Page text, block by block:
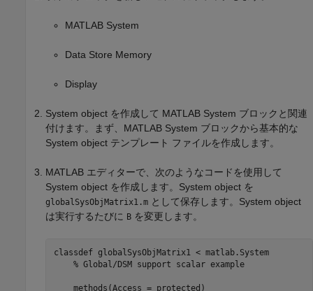
MATLAB System
Data Store Memory
Display
System object を作成して MATLAB System ブロックと関連
付けます。まず、 MATLAB System ブロックから基本的な
System object テンプレート ファイルを作成します。
MATLAB エディターで、次のようなコードを使用して
System object を作成します。System object を
globalSysObjMatrix1.m として保存します。System object
は実行するたびに B を変更します。
classdef globalSysObjMatrix1 < matlab.System
    % Global/DSM support scalar example
    methods(Access = protected)